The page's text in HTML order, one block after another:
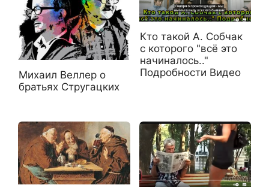
Михаил Веллер о
братьях Стругацких
Кто такой А. Собчак
с которого "всё это
начиналось.."
Подробности Видео